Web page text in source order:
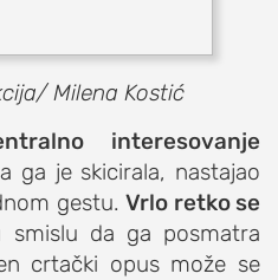
Milena Kostić
interesovanje
ga je skicirala, nastajao
gestu. Vrlo retko se
smislu da ga posmatra
crtački opus može se